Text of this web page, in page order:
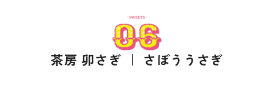
茶房 卯さぎ ｜ さぼううさぎ